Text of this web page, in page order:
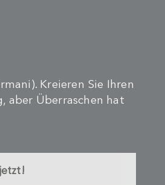
Kreieren Sie Ihren
aber Überraschen hat